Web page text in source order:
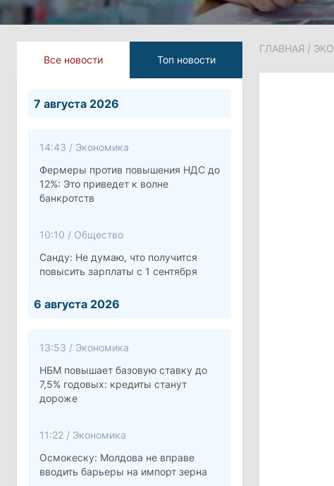
Все новости Топ новости
7 августа 2026
14:43 / Экономика
Фермеры против повышения НДС до
12%: Это приведет к волне
банкротств
10:10 / Общество
Санду: Не думаю, что получится
повысить зарплаты с 1 сентября
6 августа 2026
13:53 / Экономика
НБМ повышает базовую ставку до
7,5% годовых: кредиты станут
дороже
11:22 / Экономика
Осмокеску: Молдова не вправе
вводить барьеры на импорт зерна
ГЛАВНАЯ /